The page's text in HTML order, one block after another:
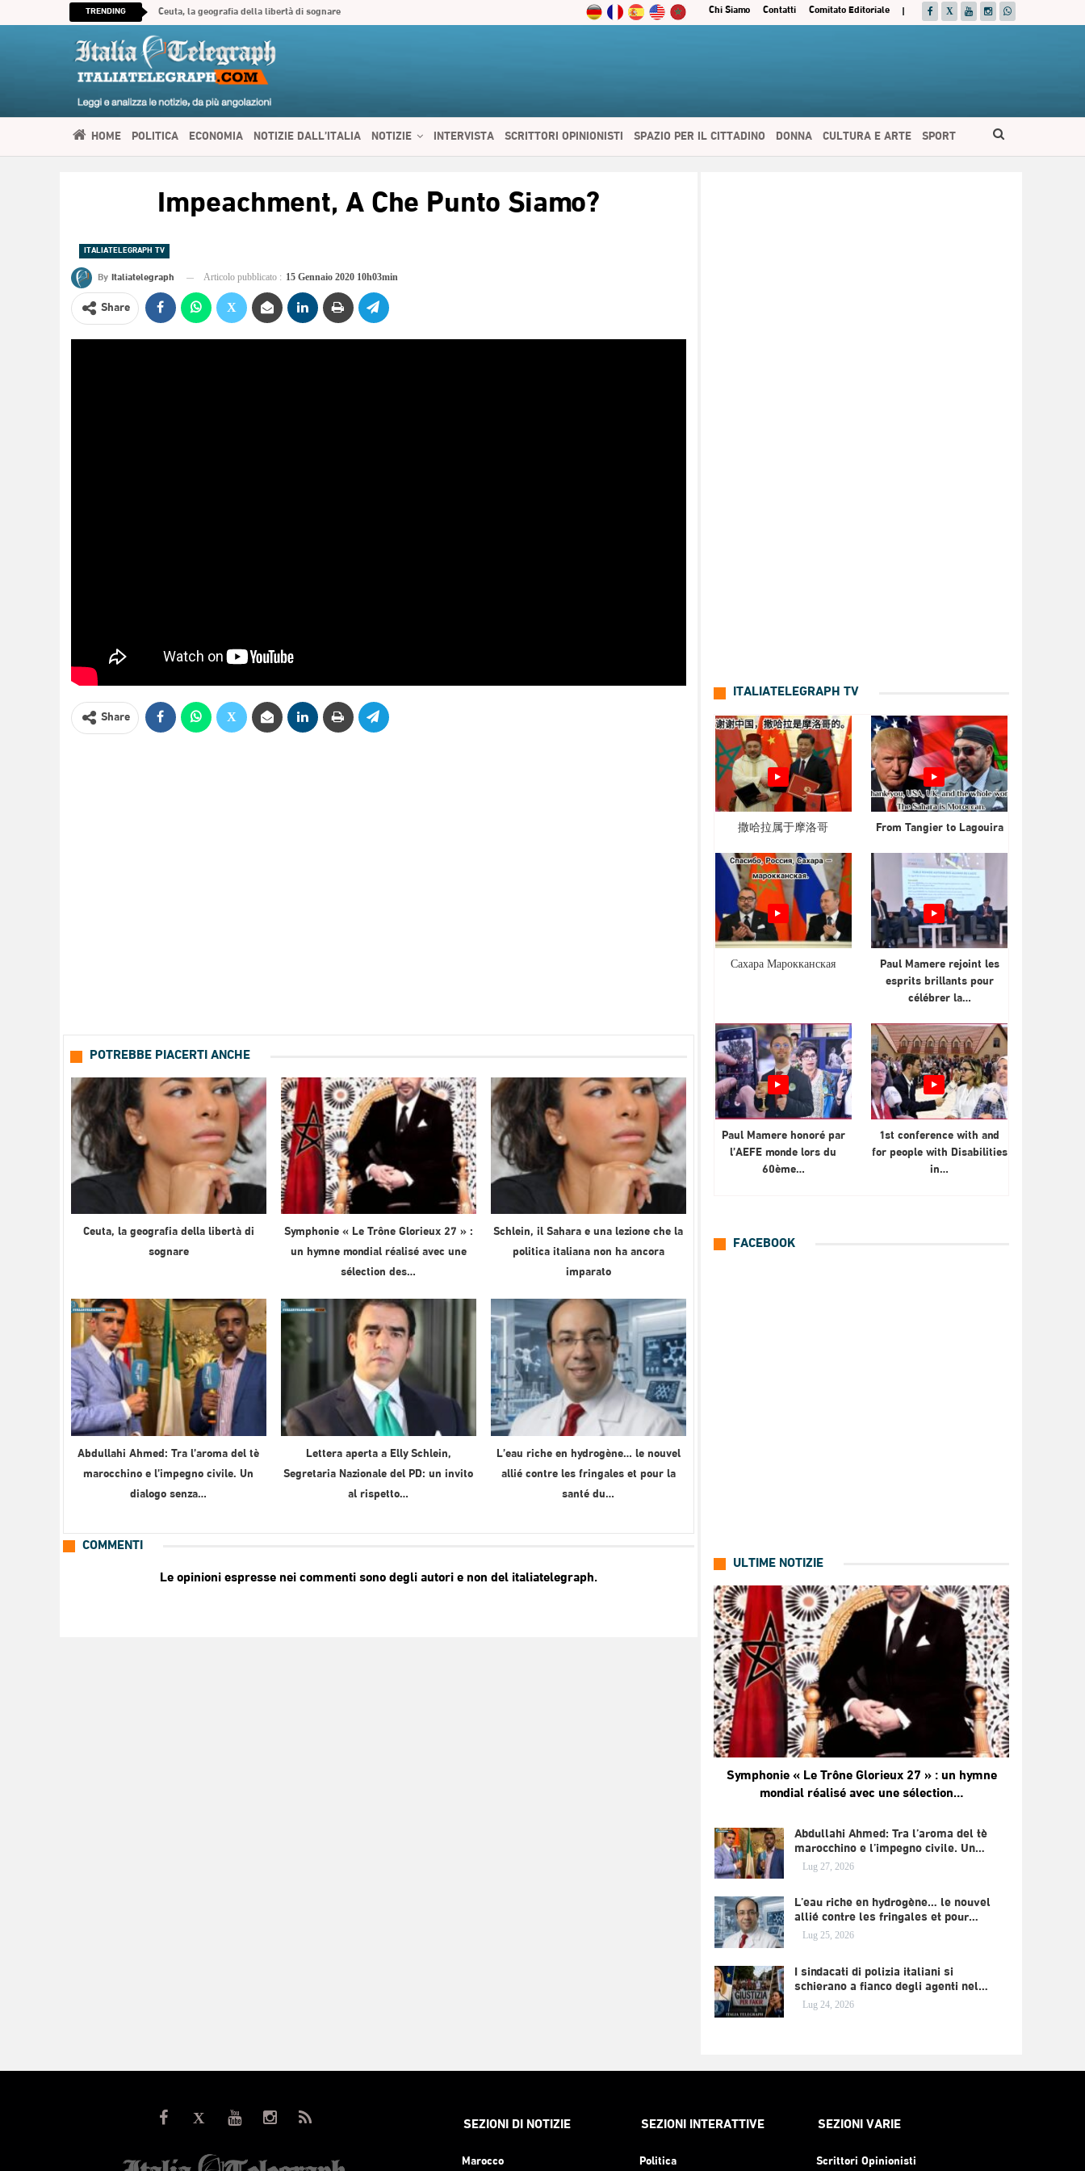
|
Comitato Editoriale
Contatti
Chi Siamo
TRENDING Ceuta, la geografia della libertà di sognare
HOME POLITICA ECONOMIA NOTIZIE DALL’ITALIA NOTIZIE INTERVISTA SCRITTORI OPINIONISTI SPAZIO PER IL CITTADINO DONNA CULTURA E ARTE SPORT
Impeachment, A Che Punto Siamo?
ITALIATELEGRAPH TV
By Italiatelegraph Articolo pubblicato : 15 Gennaio 2020 10h03min
Share
Share
POTREBBE PIACERTI ANCHE
Ceuta, la geografia della libertà di
sognare
Symphonie « Le Trône Glorieux 27 » :
un hymne mondial réalisé avec une
sélection des…
Schlein, il Sahara e una lezione che la
politica italiana non ha ancora
imparato
Abdullahi Ahmed: Tra l’aroma del tè
marocchino e l’impegno civile. Un
dialogo senza…
Lettera aperta a Elly Schlein,
Segretaria Nazionale del PD: un invito
al rispetto…
L’eau riche en hydrogène… le nouvel
allié contre les fringales et pour la
santé du…
COMMENTI
Le opinioni espresse nei commenti sono degli autori e non del italiatelegraph.
ITALIATELEGRAPH TV
撒哈拉属于摩洛哥 From Tangier to Lagouira
Сахара Марокканская
Paul Mamere rejoint les
esprits brillants pour
célébrer la…
Paul Mamere honoré par
l’AEFE monde lors du
60ème…
1st conference with and
for people with Disabilities
in…
FACEBOOK
ULTIME NOTIZIE
Symphonie « Le Trône Glorieux 27 » : un hymne
mondial réalisé avec une sélection…
Abdullahi Ahmed: Tra l’aroma del tè
marocchino e l’impegno civile. Un…
Lug 27, 2026
L’eau riche en hydrogène… le nouvel
allié contre les fringales et pour…
Lug 25, 2026
I sindacati di polizia italiani si
schierano a fianco degli agenti nel…
Lug 24, 2026
SEZIONI DI NOTIZIE
Marocco
SEZIONI INTERATTIVE
Politica
SEZIONI VARIE
Scrittori Opinionisti